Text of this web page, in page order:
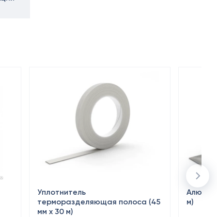
Уплотнитель
терморазделяющая полоса (45
мм х 30 м)
м)